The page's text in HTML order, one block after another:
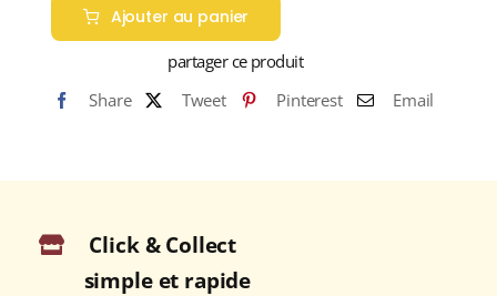
Ajouter au panier
partager ce produit
Share
Tweet Pinterest Email
Click & Collect
simple et rapide